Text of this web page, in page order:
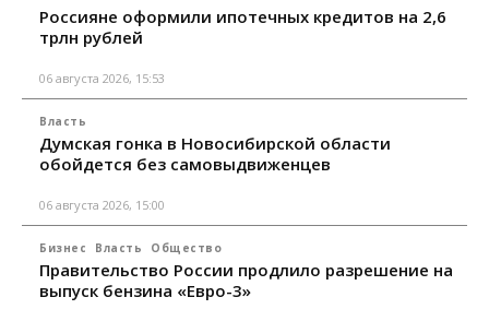
Россияне оформили ипотечных кредитов на 2,6
трлн рублей
06 августа 2026, 15:53
Власть
Думская гонка в Новосибирской области
обойдется без самовыдвиженцев
06 августа 2026, 15:00
Бизнес Власть Общество
Правительство России продлило разрешение на
выпуск бензина «Евро-3»